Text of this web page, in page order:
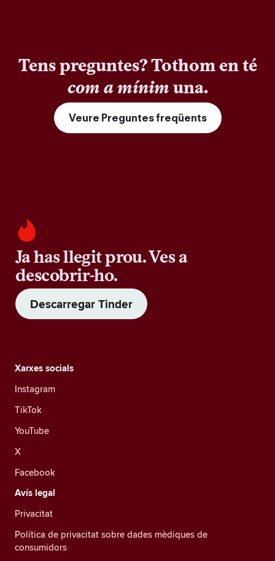
Tens preguntes? Tothom en té
com a mínimuna.
Veure Preguntes freqüents
Ja has llegit prou. Ves a
descobrir-ho.
Descarregar Tinder
Xarxes socials
Instagram
TikTok
YouTube
X
Facebook
Avís legal
Privacitat
Política de privacitat sobre dades mèdiques de
consumidors